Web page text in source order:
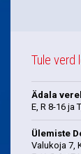
Tule verd
Ädala
E, R 8-16 ja
Ülemiste
Valukoja 7,